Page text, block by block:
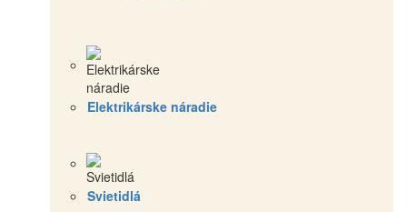
Elektrikárske náradie
Svietidlá